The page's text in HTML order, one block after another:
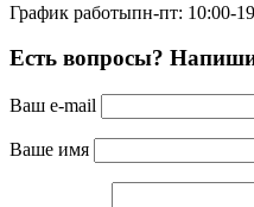
График работыпн-пт: 10:00-
Есть вопросы?
Ваш e-mail
Ваше имя